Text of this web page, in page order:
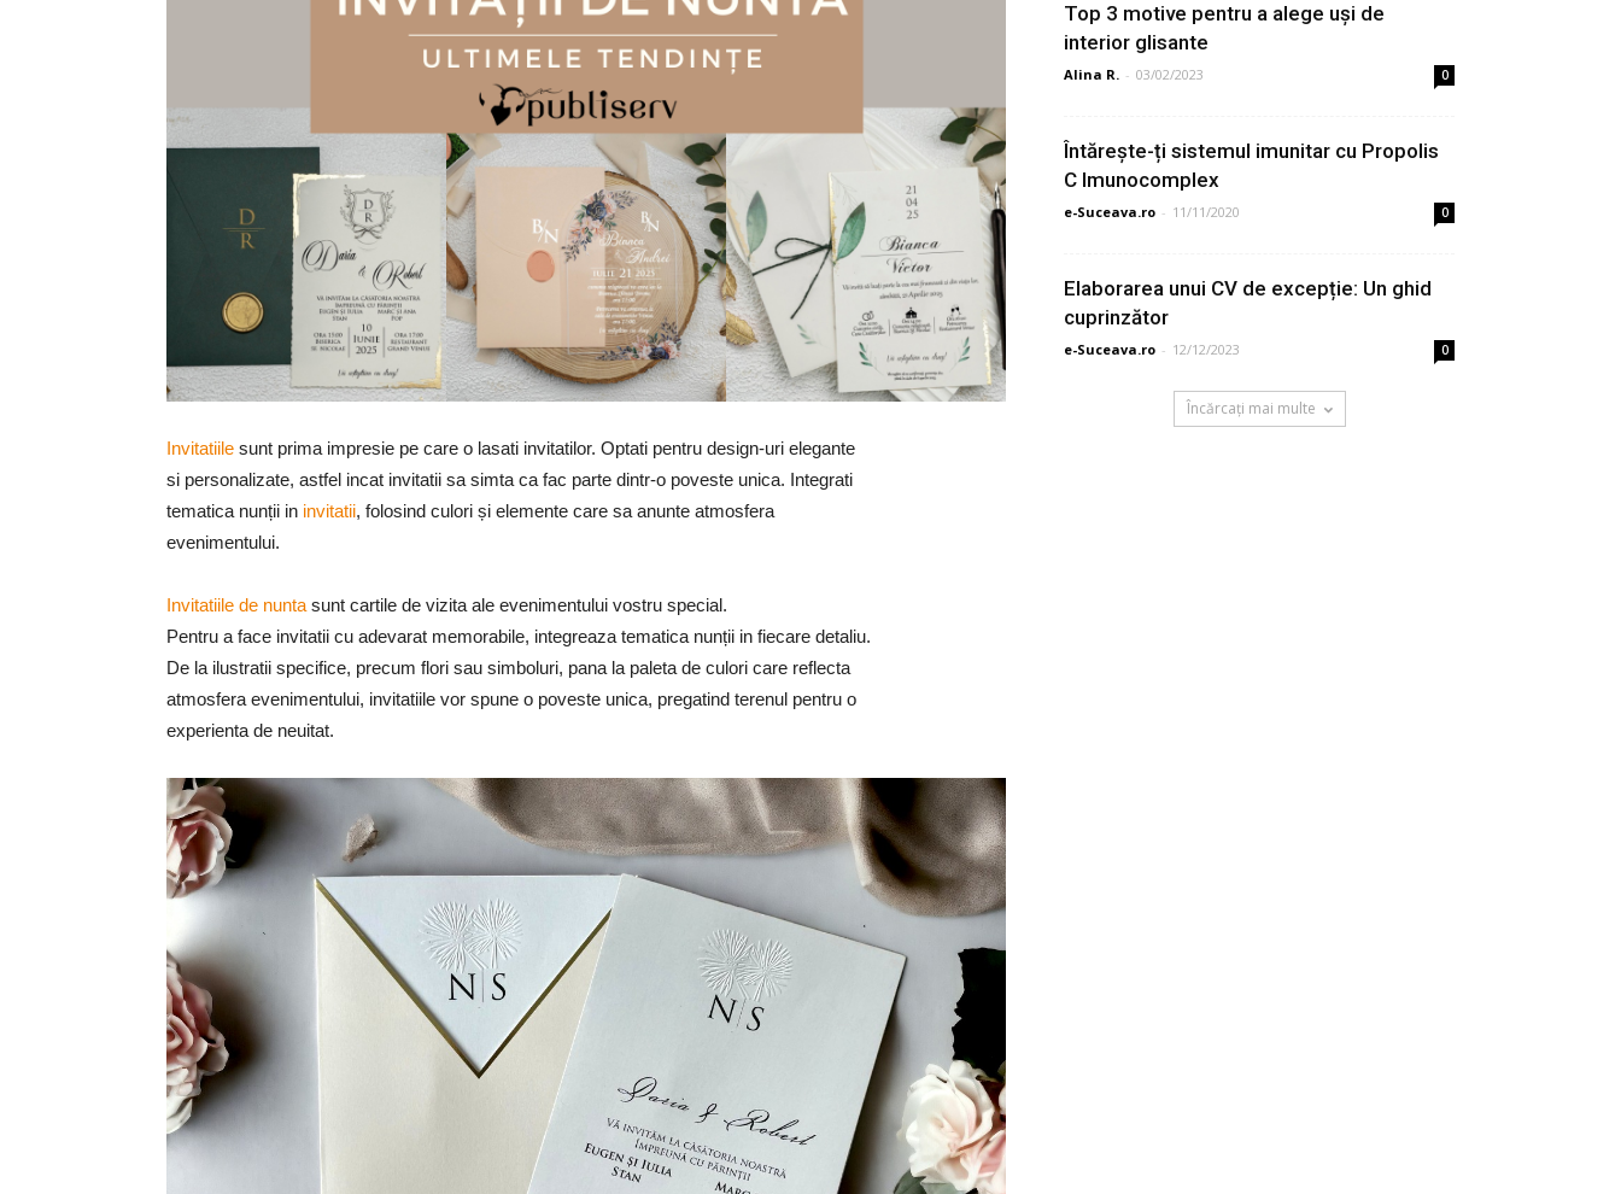
Invitatiile sunt prima impresie pe care o lasati invitatilor. Optati pentru design-uri elegante
si personalizate, astfel incat invitatii sa simta ca fac parte dintr-o poveste unica. Integrati
tematica nunții in invitatii, folosind culori și elemente care sa anunte atmosfera
evenimentului.
Invitatiile de nuntasunt cartile de vizita ale evenimentului vostru special.
Pentru a face invitatii cu adevarat memorabile, integreaza tematica nunții in fiecare detaliu.
De la ilustratii specifice, precum flori sau simboluri, pana la paleta de culori care reflecta
atmosfera evenimentului, invitatiile vor spune o poveste unica, pregatind terenul pentru o
experienta de neuitat.
Top 3 motive pentru a alege uși de
interior glisante
Alina R. - 03/02/2023 0
Întărește-ți sistemul imunitar cu Propolis
C Imunocomplex
e-Suceava.ro - 11/11/2020 0
Elaborarea unui CV de excepție: Un ghid
cuprinzător
e-Suceava.ro - 12/12/2023 0
Încărcați mai multe